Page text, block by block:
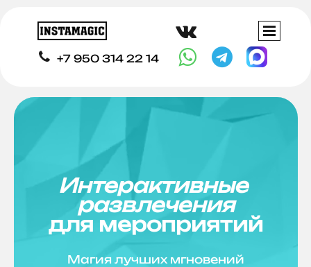

 +7 950 314 22 14  
Интерактивные
развлечения
для мероприятий
Магия лучших мгновений